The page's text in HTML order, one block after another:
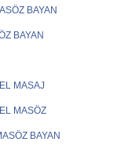
BAYAN
BAYAN
MASAJ
MASÖZ
BAYAN